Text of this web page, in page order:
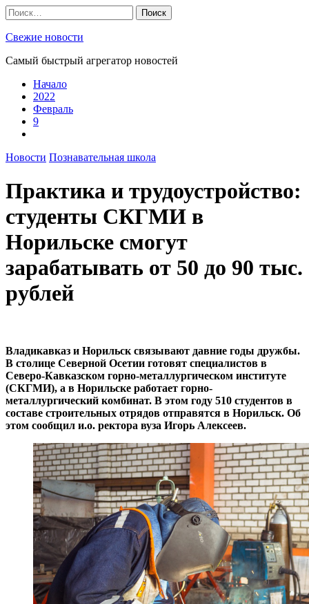
Skip
to
content
Найти:
Свежие новости
Самый быстрый агрегатор новостей
Начало
2022
Февраль
9
Новости Познавательная школа
Практика и трудоустройство:
студенты СКГМИ в
Норильске смогут
зарабатывать от 50 до 90 тыс.
рублей
Владикавказ и Норильск связывают давние годы дружбы.
В столице Северной Осетии готовят специалистов в
Северо-Кавказском горно-металлургическом институте
(СКГМИ), а в Норильске работает горно-
металлургический комбинат. В этом году 510 студентов в
составе строительных отрядов отправятся в Норильск. Об
этом сообщил и.о. ректора вуза Игорь Алексеев.